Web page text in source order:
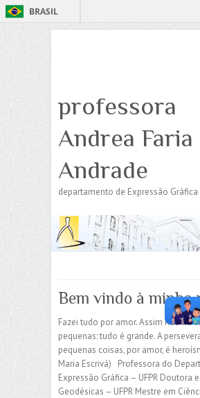
BRASIL
professora
Andrea Faria
Andrade
departamento de Expressão Gráfica
Bem vindo à minha
Fazei tudo por amor. Assim não há
pequenas: tudo é grande. A
pequenas coisas, por amor, é
Maria Escrivá) Professora do
Expressão Gráfica – UFPR Doutora
Geodésicas – UFPR Mestre em